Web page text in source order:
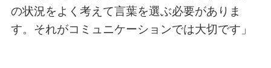
の状況をよく考えて言葉を選ぶ必要がありま
す。それがコミュニケーションでは大切です」